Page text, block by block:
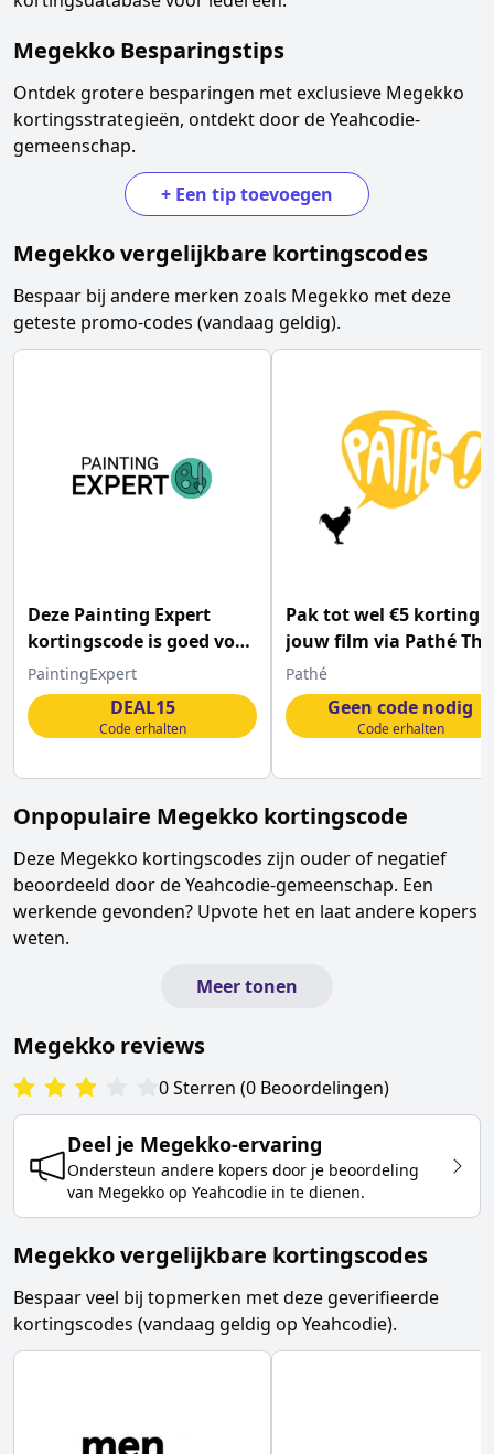
Megekko Besparingstips
Ontdek grotere besparingen met exclusieve Megekko
kortingsstrategieën, ontdekt door de Yeahcodie-
gemeenschap.
+ Een tip toevoegen
Megekkovergelijkbare kortingscodes
Bespaar bij andere merken zoals Megekko met deze
geteste promo-codes (vandaag geldig).
Deze Painting Expert
kortingscode is goed voor
15% korting
PaintingExpert
DEAL15
Code erhalten
Pak tot wel €5 korting
jouw film via Pathé
Pathé
Geen code nodig
Code erhalten
Onpopulaire Megekko kortingscode
Deze Megekko kortingscodes zijn ouder of negatief
beoordeeld door de Yeahcodie-gemeenschap. Een
werkende gevonden? Upvote het en laat andere kopers
weten.
Meer tonen
Megekko reviews
0Sterren (0 Beoordelingen)
Deel je Megekko-ervaring
Ondersteun andere kopers door je beoordeling
van Megekko op Yeahcodie in te dienen.
Megekko vergelijkbare kortingscodes
Bespaar veel bij topmerken met deze geverifieerde
kortingscodes (vandaag geldig op Yeahcodie).